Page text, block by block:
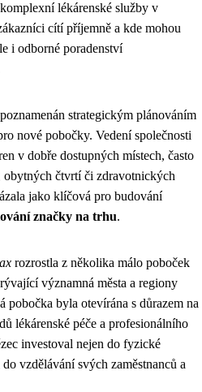
lékárenské služby v
cítí příjemně a kde mohou
i odborné poradenství
strategickým plánováním
nové pobočky. Vedení společnosti
v dobře dostupných místech, často
obytných čtvrtí či zdravotnických
jako klíčová pro budování
značky na trhu.
rozrostla z několika málo poboček
významná města a regiony
pobočka byla otevírána s důrazem na
lékárenské péče a profesionálního
investoval nejen do fyzické
vzdělávání svých zaměstnanců a